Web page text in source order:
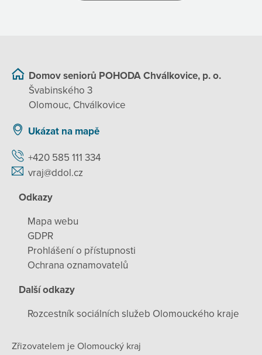
Domov seniorů POHODA Chválkovice, p. o.
Švabinského 3
Olomouc, Chválkovice
Ukázat na mapě
+420 585 111 334
vraj@ddol.cz
Odkazy
Mapa webu
GDPR
Prohlášení o přístupnosti
Ochrana oznamovatelů
Další odkazy
Rozcestník sociálních služeb Olomouckého kraje
Zřizovatelem je Olomoucký kraj